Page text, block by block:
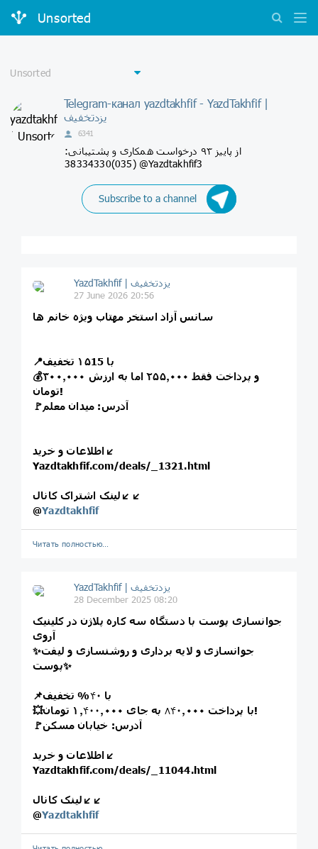
Unsorted
Telegram-канал yazdtakhfif - YazdTakhfif |
یزدتخفیف‌
6341
از پاییز ۹۳ درخواست همکاری و پشتیبانی:
(035)38334330 @Yazdtakhfif3
Subscribe to a channel
27 June 2026 20:56
سانس آزاد استخر مهتاب ویژه خانم ها
📍با ۱۵15 تخفیف
💰و پرداخت فقط ۲۵۵٫۰۰۰ اما به ارزش ۳۰۰٫۰۰۰
تومان!
🚩آدرس: میدان معلم
اطلاعات و خرید↙️
Yazdtakhfif.com/deals/_1321.html
لینک اشتراک کانال↙️↙️
@Yazdtakhfif
Читать полностью…
28 December 2025 08:20
جوانسازی پوست با دستگاه سه کاره پلاژن در کلینیک
آروی
✨جوانسازی و لایه برداری و روشنسازی و لیفت
پوست✨
📌با ۴۰% تخفیف
💥با پرداخت
۸۴۰٫۰۰۰ به جای ۱٫ ۴۰۰
٫۰۰۰ تومان!
🚩آدرس: خیابان مسکن
اطلاعات و خرید↙️
Yazdtakhfif.com/deals/_11044.html
لینک کانال↙️↙️
@Yazdtakhfif